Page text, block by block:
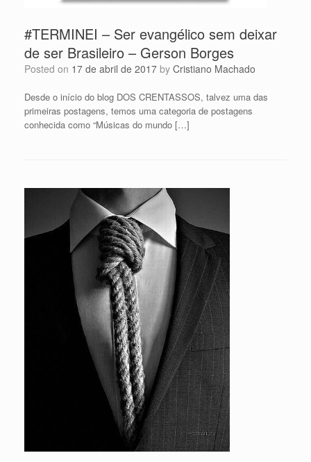
#TERMINEI – Ser evangélico sem deixar
de ser Brasileiro – Gerson Borges
Posted on 17 de abril de 2017 by Cristiano Machado
Desde o início do blog DOS CRENTASSOS, talvez uma das
primeiras postagens, temos uma categoria de postagens
conhecida como “Músicas do mundo […]